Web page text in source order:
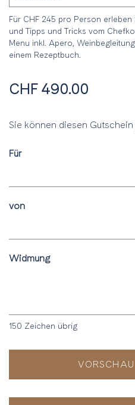
Für CHF 245 pro Person
und Tipps und Tricks vom
Menu inkl. Apero,
einem Rezeptbuch.
CHF 490.00
Sie können diesen
Für
von
Widmung
150 Zeichen übrig